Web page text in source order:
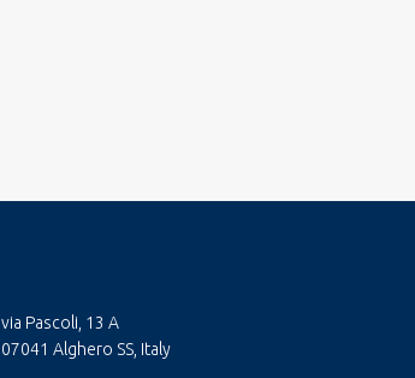
via Pascoli, 13 A
07041 Alghero SS, Italy